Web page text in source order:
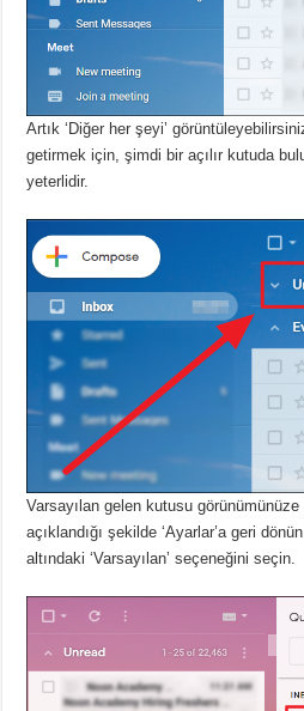
Artık ‘Diğer her şeyi’
getirmek için, şimdi bir açılır kutuda
yeterlidir.
Varsayılan gelen kutusu
açıklandığı şekilde ‘Ayarlar’a geri
altındaki ‘Varsayılan’ seçeneğini seçin.